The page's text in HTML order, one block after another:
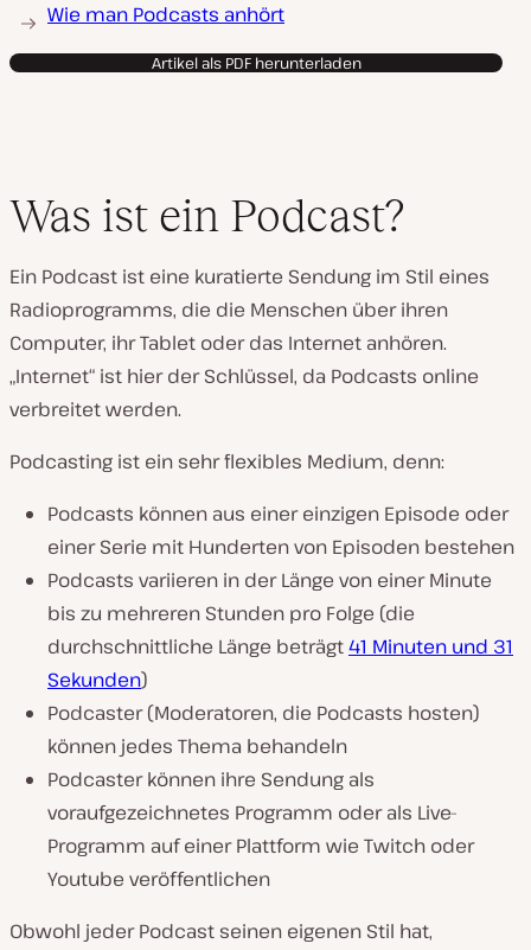
Wie man Podcasts anhört
Artikel als PDF herunterladen
Was ist ein Podcast?
Ein Podcast ist eine kuratierte Sendung im Stil eines
Radioprogramms, die die Menschen über ihren
Computer, ihr Tablet oder das Internet anhören.
„Internet“ ist hier der Schlüssel, da Podcasts online
verbreitet werden.
Podcasting ist ein sehr flexibles Medium, denn:
Podcasts können aus einer einzigen Episode oder
einer Serie mit Hunderten von Episoden bestehen
Podcasts variieren in der Länge von einer Minute
bis zu mehreren Stunden pro Folge (die
durchschnittliche Länge beträgt41 Minuten und 31
Sekunden)
Podcaster (Moderatoren, die Podcasts hosten)
können jedes Thema behandeln
Podcaster können ihre Sendung als
voraufgezeichnetes Programm oder als Live-
Programm auf einer Plattform wie Twitch oder
Youtube veröffentlichen
Obwohl jeder Podcast seinen eigenen Stil hat,